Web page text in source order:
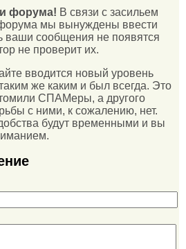
форума! В связи с засильем
мы вынуждены ввести
ваши сообщения не появятся
не проверит их.
вводится новый уровень
же каким и был всегда. Это
СПАМеры, а другого
с ними, к сожалению, нет.
будут временными и вы